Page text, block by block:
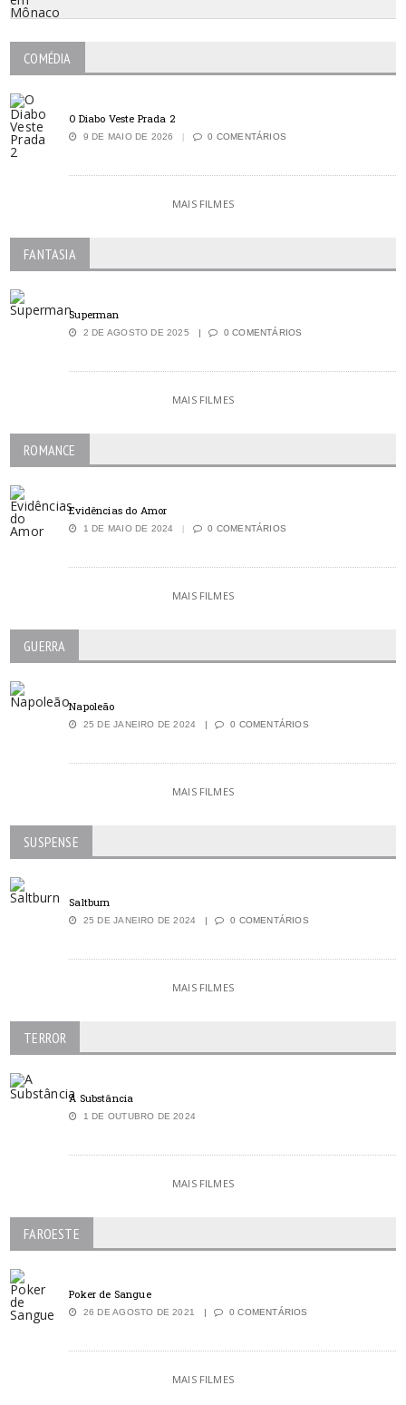
COMÉDIA
O Diabo Veste Prada 2
9 DE MAIO DE 2026 0 COMENTÁRIOS
MAIS FILMES
FANTASIA
Superman
2 DE AGOSTO DE 2025 0 COMENTÁRIOS
MAIS FILMES
ROMANCE
Evidências do Amor
1 DE MAIO DE 2024 0 COMENTÁRIOS
MAIS FILMES
GUERRA
Napoleão
25 DE JANEIRO DE 2024 0 COMENTÁRIOS
MAIS FILMES
SUSPENSE
Saltburn
25 DE JANEIRO DE 2024 0 COMENTÁRIOS
MAIS FILMES
TERROR
A Substância
1 DE OUTUBRO DE 2024
MAIS FILMES
FAROESTE
Poker de Sangue
26 DE AGOSTO DE 2021 0 COMENTÁRIOS
MAIS FILMES